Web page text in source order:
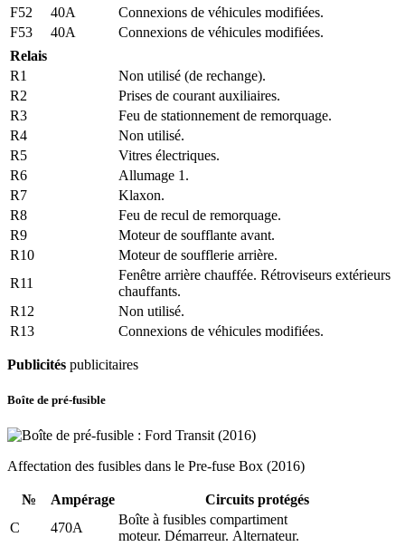
F52 40A
Connexions de véhicules modifiées.
F53
40A
Connexions de véhicules modifiées.
Relais
R1
Non utilisé (de rechange).
R2
Prises de courant auxiliaires.
R3
Feu de stationnement de remorquage.
R4
Non utilisé.
R5
Vitres électriques.
R6
Allumage 1.
R7
Klaxon.
R8
Feu de recul de remorquage.
R9
Moteur de soufflante avant.
R10
Moteur de soufflerie arrière.
R11
Fenêtre arrière chauffée. Rétroviseurs extérieurs
chauffants.
R12
Non utilisé.
R13
Connexions de véhicules modifiées.
Publicités publicitaires
Boîte de pré-fusible
Affectation des fusibles dans le Pre-fuse Box (2016)
№ Ampérage
Circuits protégés
C
470A
Boîte à fusibles compartiment
moteur. Démarreur. Alternateur.